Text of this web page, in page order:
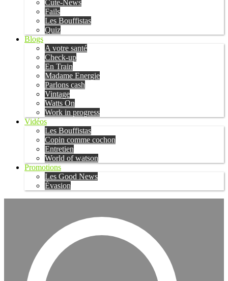
Cute-News
Fails
Les Bouffistas
Quiz
Blogs
A votre santé
Check-up
En Train
Madame Energie
Parlons cash
Vintage
Watts On
Work in progress
Vidéos
Les Bouffistas
Copin comme cochon
Entretien
World of watson
Promotions
Les Good News
Évasion